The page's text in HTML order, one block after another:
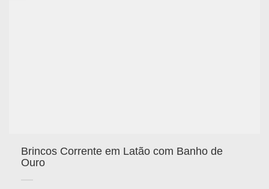
Brincos Corrente em Latão com Banho de
Ouro